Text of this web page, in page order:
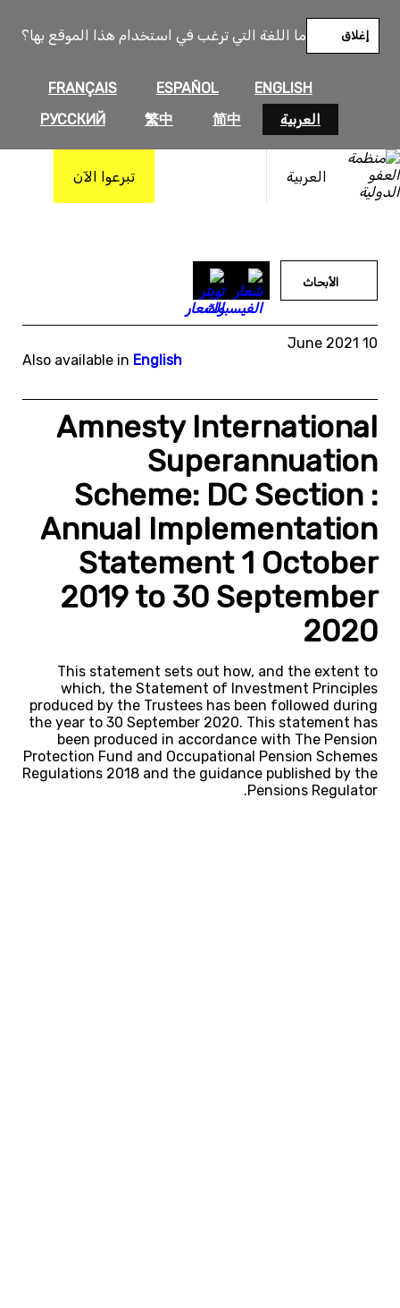
ما اللغة التي ترغب في استخدام هذا الموقع بها؟
ENGLISH
ESPAÑOL
FRANÇAIS
العربية
简中
繁中
РУССКИЙ
إغلاق
العربية تبرعوا الآن
المحتوى
الأبحاث
10 June 2021
Also available in English
Amnesty International
Superannuation
Scheme: DC Section :
Annual Implementation
Statement 1 October
2019 to 30 September
2020
This statement sets out how, and the extent to
which, the Statement of Investment Principles
produced by the Trustees has been followed during
the year to 30 September 2020. This statement has
been produced in accordance with The Pension
Protection Fund and Occupational Pension Schemes
Regulations 2018 and the guidance published by the
Pensions Regulator.